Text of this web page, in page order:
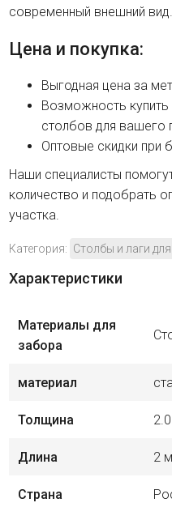
современный внешний вид.
Цена и покупка:
Выгодная цена за
Возможность
столбов для вашего
Оптовые скидки при
Наши специалисты
количество и подобрать
участка.
Категория: Столбы и лаги
Характеристики
Материалы для
забора
материал
Толщина
Длина 2 м
Страна